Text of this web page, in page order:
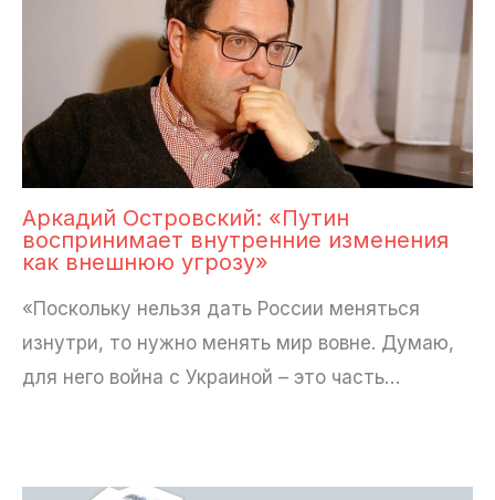
Аркадий Островский: «Путин
воспринимает внутренние изменения
как внешнюю угрозу»
«Поскольку нельзя дать России меняться
изнутри, то нужно менять мир вовне. Думаю,
для него война с Украиной – это часть…